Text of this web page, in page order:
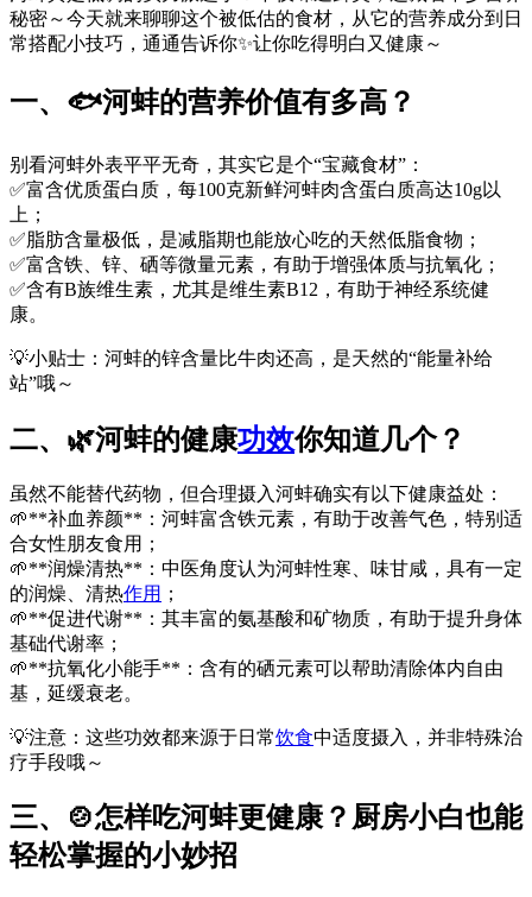
秘密～今天就来聊聊这个被低估的食材，从它的营养成分到日
常搭配小技巧，通通告诉你✨让你吃得明白又健康～
一、🐟河蚌的营养价值有多高？
别看河蚌外表平平无奇，其实它是个“宝藏食材”：
✅富含优质蛋白质，每100克新鲜河蚌肉含蛋白质高达10g以
上；
✅脂肪含量极低，是减脂期也能放心吃的天然低脂食物；
✅富含铁、锌、硒等微量元素，有助于增强体质与抗氧化；
✅含有B族维生素，尤其是维生素B12，有助于神经系统健
康。
💡小贴士：河蚌的锌含量比牛肉还高，是天然的“能量补给
站”哦～
二、🌿河蚌的健康功效你知道几个？
虽然不能替代药物，但合理摄入河蚌确实有以下健康益处：
🌱**补血养颜**：河蚌富含铁元素，有助于改善气色，特别适
合女性朋友食用；
🌱**润燥清热**：中医角度认为河蚌性寒、味甘咸，具有一定
的润燥、清热作用 ；
🌱**促进代谢**：其丰富的氨基酸和矿物质，有助于提升身体
基础代谢率；
🌱**抗氧化小能手**：含有的硒元素可以帮助清除体内自由
基，延缓衰老。
💡注意：这些功效都来源于日常饮食中适度摄入，并非特殊治
疗手段哦～
三、🍲怎样吃河蚌更健康？厨房小白也能
轻松掌握的小妙招